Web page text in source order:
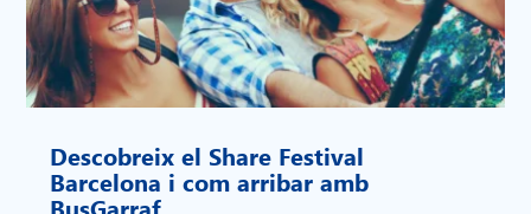
Descobreix el Share Festival
Barcelona i com arribar amb
BusGarraf